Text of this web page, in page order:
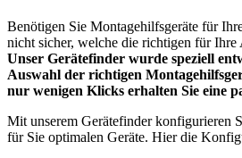
Benötigen Sie Montagehilfsgeräte für
nicht sicher, welche die richtigen für Ihre
Unser Gerätefinder wurde speziell
Auswahl der richtigen
nur wenigen Klicks erhalten Sie eine
Mit unserem Gerätefinder konfigurieren
für Sie optimalen Geräte. Hier die